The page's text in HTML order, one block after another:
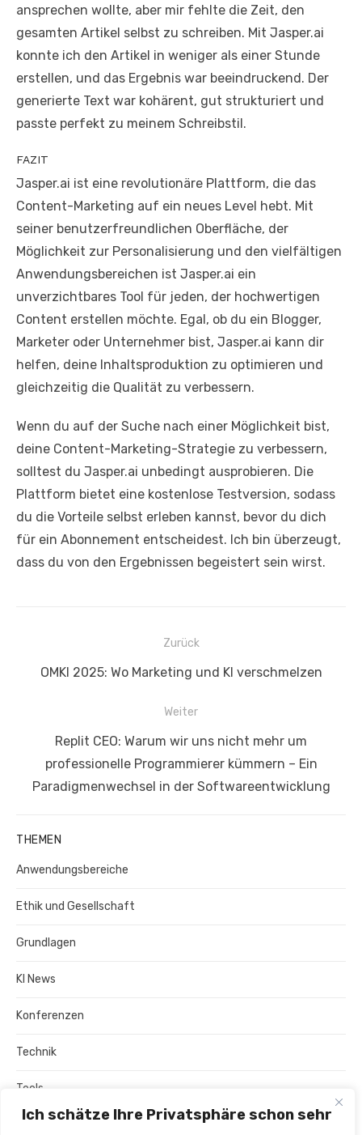
Ich schätze Ihre Privatsphäre schon sehr
ansprechen wollte, aber mir fehlte die Zeit, den
gesamten Artikel selbst zu schreiben. Mit Jasper.ai
konnte ich den Artikel in weniger als einer Stunde
erstellen, und das Ergebnis war beeindruckend. Der
generierte Text war kohärent, gut strukturiert und
passte perfekt zu meinem Schreibstil.
FAZIT
Jasper.ai ist eine revolutionäre Plattform, die das
Content-Marketing auf ein neues Level hebt. Mit
seiner benutzerfreundlichen Oberfläche, der
Möglichkeit zur Personalisierung und den vielfältigen
Anwendungsbereichen ist Jasper.ai ein
unverzichtbares Tool für jeden, der hochwertigen
Content erstellen möchte. Egal, ob du ein Blogger,
Marketer oder Unternehmer bist, Jasper.ai kann dir
helfen, deine Inhaltsproduktion zu optimieren und
gleichzeitig die Qualität zu verbessern.
Wenn du auf der Suche nach einer Möglichkeit bist,
deine Content-Marketing-Strategie zu verbessern,
solltest du Jasper.ai unbedingt ausprobieren. Die
Plattform bietet eine kostenlose Testversion, sodass
du die Vorteile selbst erleben kannst, bevor du dich
für ein Abonnement entscheidest. Ich bin überzeugt,
dass du von den Ergebnissen begeistert sein wirst.
Navigation
Zurück
Vorheriger
OMKI 2025: Wo Marketing und KI verschmelzen
Weiter
Nächster
Beitrag:
Replit CEO: Warum wir uns nicht mehr um
professionelle Programmierer kümmern – Ein
Paradigmenwechsel in der Softwareentwicklung
THEMEN
Anwendungsbereiche
Ethik und Gesellschaft
Grundlagen
KI News
Konferenzen
Technik
Tools